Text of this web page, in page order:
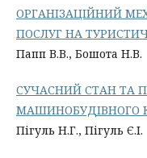
ОРГАНIЗАЦIЙНИЙ
ПОСЛУГ НА
Папп В.В., Бошота Н.В.
СУЧАСНИЙ СТАН ТА
МАШИНОБУДІВНОГО
Пігуль Н.Г., Пігуль Є.І.